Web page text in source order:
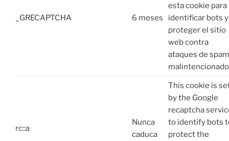
_GRECAPTCHA 6 meses
esta cookie para
identificar bots y
proteger el sitio
web contra
ataques de spam
rc::a
Nunca
caduca
This cookie is
by the Google
recaptcha
to identify bots
protect the